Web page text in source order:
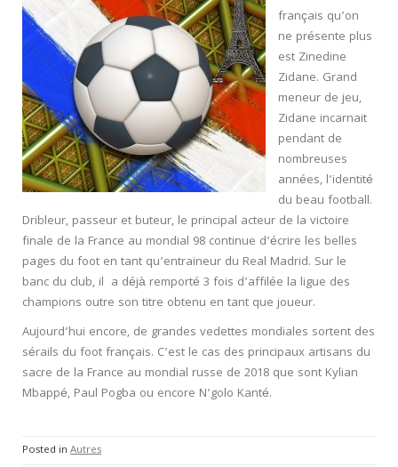
français qu’on
ne présente plus
est Zinedine
Zidane. Grand
meneur de jeu,
Zidane incarnait
pendant de
nombreuses
années, l’identité
du beau football.
Dribleur, passeur et buteur, le principal acteur de la victoire
finale de la France au mondial 98 continue d’écrire les belles
pages du foot en tant qu’entraineur du Real Madrid. Sur le
banc du club, il a déjà remporté 3 fois d’affilée la ligue des
champions outre son titre obtenu en tant que joueur.
Aujourd’hui encore, de grandes vedettes mondiales sortent des
sérails du foot français. C’est le cas des principaux artisans du
sacre de la France au mondial russe de 2018 que sont Kylian
Mbappé, Paul Pogba ou encore N’golo Kanté.
Posted in Autres